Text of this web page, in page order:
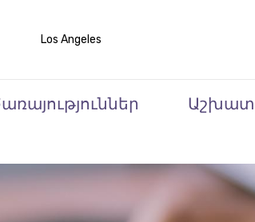
Los Angeles